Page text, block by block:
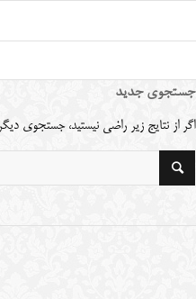
جستجوی جدید
اگر از نتایج زیر راضی نیستید، جستجوی